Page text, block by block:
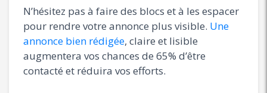
N’hésitez pas à faire des blocs et à les espacer
pour rendre votre annonce plus visible. Une
annonce bien rédigée, claire et lisible
augmentera vos chances de 65% d’être
contacté et réduira vos efforts.